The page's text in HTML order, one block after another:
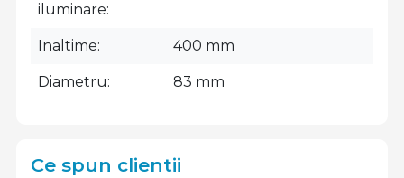
iluminare
Inaltime 400 mm
Diametru 83 mm
Ce spun clientii